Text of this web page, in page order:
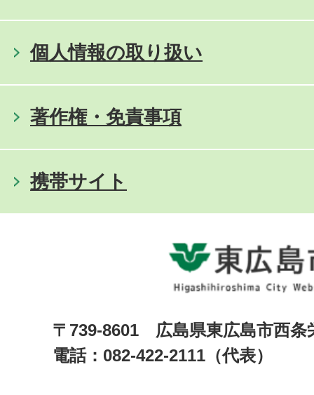
個人情報の取り扱い
著作権・免責事項
携帯サイト
〒739-8601 広島県東広島市西
電話：082-422-2111（代表）